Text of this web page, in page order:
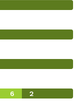
6 2